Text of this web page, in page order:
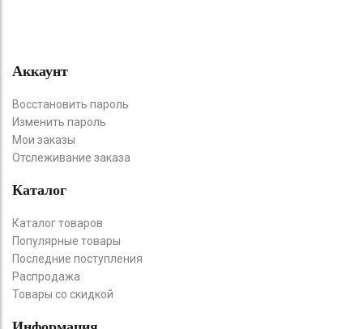
Аккаунт
Восстановить пароль
Изменить пароль
Мои заказы
Отслеживание заказа
Каталог
Каталог товаров
Популярные товары
Последние поступления
Распродажа
Товары со скидкой